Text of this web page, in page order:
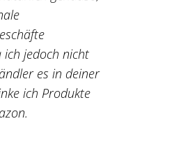
jedoch nicht
es in deiner
ich Produkte